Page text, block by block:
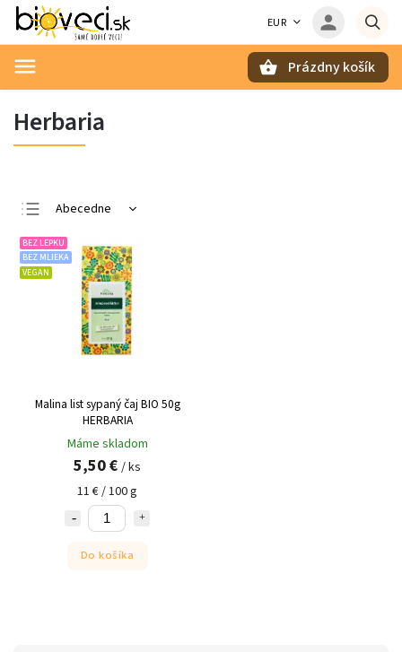
EUR
Prázdny košík
Herbaria
Abecedne
Najlacnejšie
Najdrahšie
Najpredávanejšie
BEZ LEPKU
BEZ MLIEKA
VEGAN
Malina list sypaný čaj BIO 50g
HERBARIA
Máme skladom
5,50 € / ks
11 € / 100 g
Do košíka